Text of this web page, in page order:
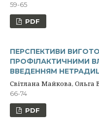
59-65
PDF
ПЕРСПЕКТИВИ
ПРОФІЛАКТИЧНИМИ
ВВЕДЕННЯМ
Світлана Майкова, Ольга
66-74
PDF